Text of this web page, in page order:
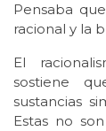
Pensaba
racional y la
El
sostiene
sustancias
Estas no